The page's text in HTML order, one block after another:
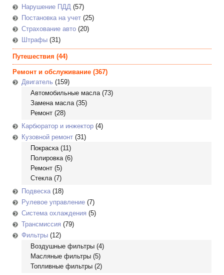
Нарушение ПДД (57)
Постановка на учет (25)
Страхование авто (20)
Штрафы (31)
Путешествия (44)
Ремонт и обслуживание (367)
Двигатель (159)
Автомобильные масла(73)
Замена масла(35)
Ремонт (28)
Карбюратор и инжектор (4)
Кузовной ремонт (31)
Покраска(11)
Полировка(6)
Ремонт (5)
Стекла(7)
Подвеска(18)
Рулевое управление (7)
Система охлаждения (5)
Трансмиссия (79)
Фильтры (12)
Воздушные фильтры (4)
Масляные фильтры (5)
Топливные фильтры (2)